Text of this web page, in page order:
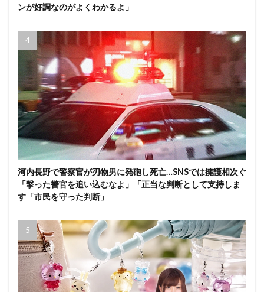
ンが好調なのがよくわかるよ」
河内長野で警察官が刃物男に発砲し死亡…SNSでは擁護相次ぐ
「撃った警官を追い込むなよ」「正当な判断として支持しま
す「市民を守った判断」